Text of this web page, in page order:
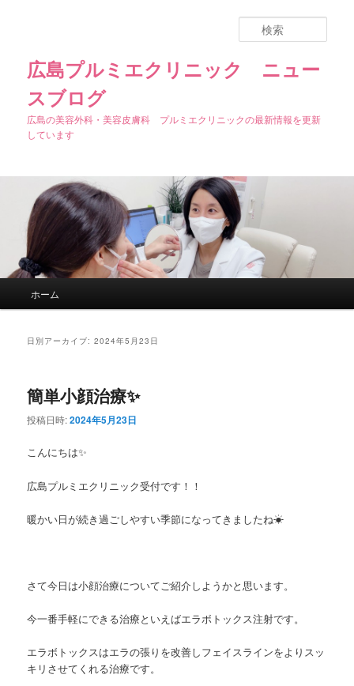
広島プルミエクリニック ニュー
スブログ
広島の美容外科・美容皮膚科 プルミエクリニックの最新情報を更新
しています
索
メインコンテンツへ移動
サブコンテンツへ移動
ホーム
日別アーカイブ:2024年5月23日
簡単小顔治療✨
投稿日時:2024年5月23日
こんにちは✨
広島プルミエクリニック受付です！！
暖かい日が続き過ごしやすい季節になってきましたね☀
さて今日は小顔治療についてご紹介しようかと思います。
今一番手軽にできる治療といえばエラボトックス注射です。
エラボトックスはエラの張りを改善しフェイスラインをよりスッ
キリさせてくれる治療です。